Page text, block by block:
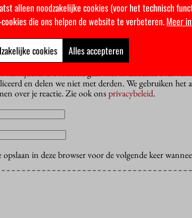
e-mailadres dat is verbonden aan de VU. Reacties
Houd je bij het onderwerp, en toon
discrimineren zijn niet toegestaan. Reacties met url’s
verwijderd. De redactie gaat niet in discussie over
en delen we niet met derden. We gebruiken het
over je reactie. Zie ook onsprivacybeleid.
in deze browser voor de volgende keer
alleen noodzakelijke cookies (voor het technisch
die ons helpen de website te verbeteren.Meer
cookies Alles accepteren